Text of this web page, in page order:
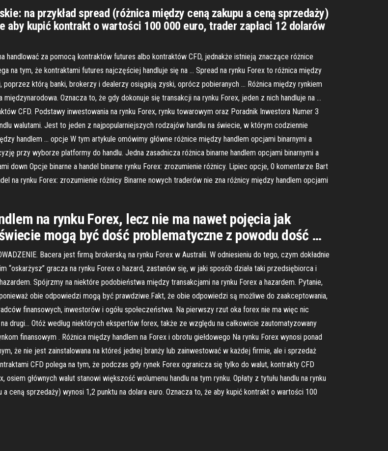
na przykład spread (różnica między ceną zakupu a ceną sprzedaży)
aby kupić kontrakt o wartości 100 000 euro, trader zapłaci 12 dolarów
handlować za pomocą kontraktów futures albo kontraktów CFD, jednakże istnieją znaczące różnice
na tym, że kontraktami futures najczęściej handluje się na … Spread na rynku Forex to różnica między
którą banki, brokerzy i dealerzy osiągają zyski, oprócz pobieranych … Różnica między rynkiem
Oznacza to, że gdy dokonuje się transakcji na rynku Forex, jeden z nich handluje na …
CFD. Podstawy inwestowania na rynku Forex, rynku towarowym oraz Poradnik Inwestora Numer 3
walutami. Jest to jeden z najpopularniejszych rodzajów handlu na świecie, w którym codziennie
handlem … opcje W tym artykule omówimy główne różnice między handlem opcjami binarnymi a
przy wyborze platformy do handlu. Jedna zasadnicza różnica binarne handlem opcjami binarnymi a
down Opcje binarne a handel binarne rynku Forex: zrozumienie różnicy. Lipiec opcje, 0 komentarze Bart
na rynku Forex: zrozumienie różnicy Binarne nowych traderów nie zna różnicy między handlem opcjami
na rynku Forex, lecz nie ma nawet pojęcia jak
mogą być dość problematyczne z powodu dość …
Bacera jest firmą brokerską na rynku Forex w Australii. W odniesieniu do tego, czym dokładnie
gracza na rynku Forex o hazard, zastanów się, w jaki sposób działa taki przedsiębiorca i
Spójrzmy na niektóre podobieństwa między transakcjami na rynku Forex a hazardem. Pytanie,
obie odpowiedzi mogą być prawdziwe.Fakt, że obie odpowiedzi są możliwe do zaakceptowania,
finansowych, inwestorów i ogółu społeczeństwa. Na pierwszy rzut oka forex nie ma więc nic
drugi… Otóż według niektórych ekspertów forex, także ze względu na całkowicie zautomatyzowany
finansowym . Różnica między handlem na Forex i obrotu giełdowego Na rynku Forex wynosi ponad
że nie jest zainstalowana na któreś jednej branży lub zainwestować w każdej firmie, ale i sprzedaż
CFD polega na tym, że podczas gdy rynek Forex ogranicza się tylko do walut, kontrakty CFD
głównych walut stanowi większość wolumenu handlu na tym rynku. Opłaty z tytułu handlu na rynku
ceną sprzedaży) wynosi 1,2 punktu na dolara euro. Oznacza to, że aby kupić kontrakt o wartości 100